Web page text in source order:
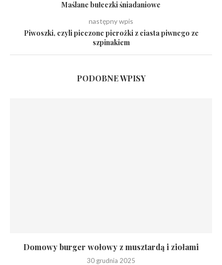
Maślane bułeczki śniadaniowe
następny wpis
Piwoszki, czyli pieczone pierożki z ciasta piwnego ze
szpinakiem
PODOBNE WPISY
Domowy burger wołowy z musztardą i ziołami
30 grudnia 2025